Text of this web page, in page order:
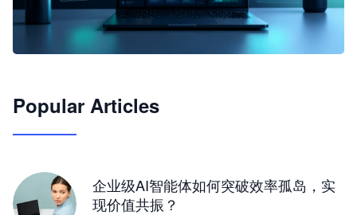
JimoClaw 桌面 AI Agent 工作台
Popular Articles
企业级AI智能体如何突破效率孤岛，实
现价值共振？